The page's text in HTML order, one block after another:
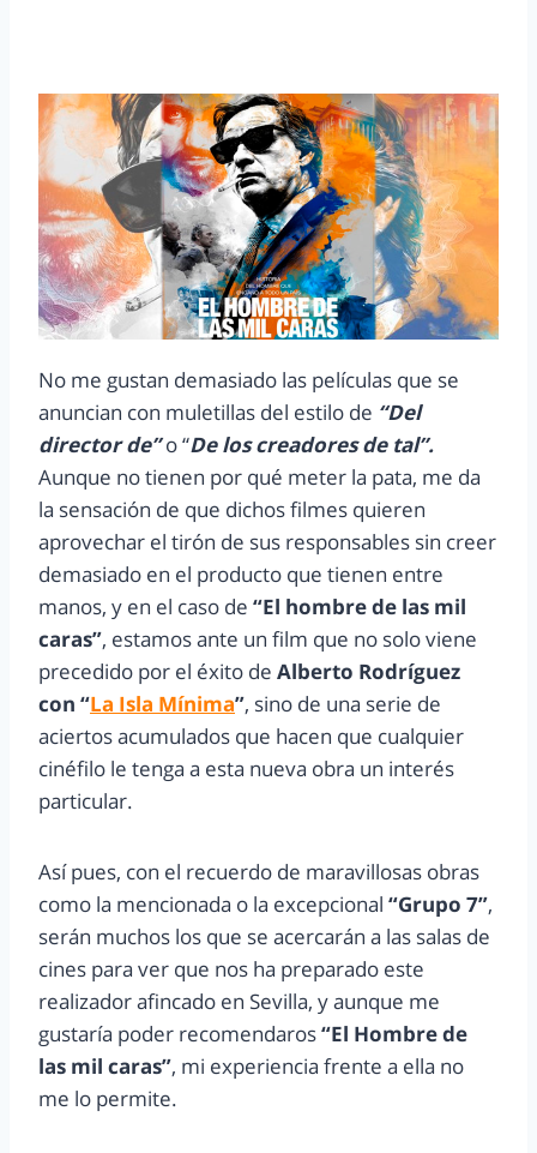
No me gustan demasiado las películas que se
anuncian con muletillas del estilo de “Del
director de”o “De los creadores de tal”.
Aunque no tienen por qué meter la pata, me da
la sensación de que dichos filmes quieren
aprovechar el tirón de sus responsables sin creer
demasiado en el producto que tienen entre
manos, y en el caso de “El hombre de las mil
caras”, estamos ante un film que no solo viene
precedido por el éxito de Alberto Rodríguez
con “La Isla Mínima”, sino de una serie de
aciertos acumulados que hacen que cualquier
cinéfilo le tenga a esta nueva obra un interés
particular.
Así pues, con el recuerdo de maravillosas obras
como la mencionada o la excepcional “Grupo 7”,
serán muchos los que se acercarán a las salas de
cines para ver que nos ha preparado este
realizador afincado en Sevilla, y aunque me
gustaría poder recomendaros“El Hombre de
las mil caras”, mi experiencia frente a ella no
me lo permite.